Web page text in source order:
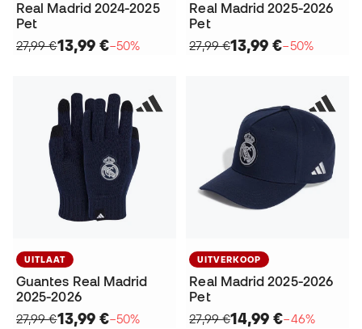
Real Madrid 2024-2025
Pet
27,99 €13,99 €−50%
Real Madrid 2025-2026
Pet
27,99 €13,99 €−50%
UITLAAT
Guantes Real Madrid
2025-2026
27,99 €13,99 €−50%
UITVERKOOP
Real Madrid 2025-2026
Pet
27,99 €14,99 €−46%